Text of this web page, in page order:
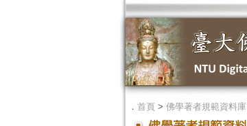
． 首頁> 佛學著者規範資料庫